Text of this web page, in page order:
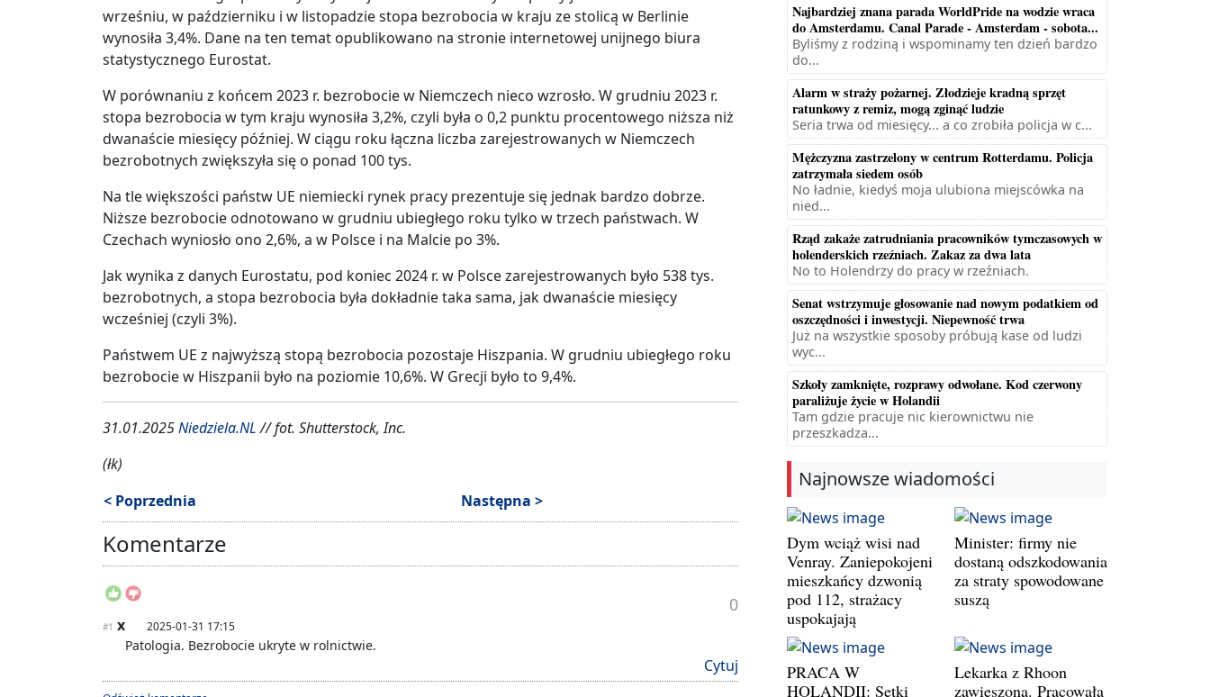
wrześniu, w październiku i w listopadzie stopa bezrobocia w kraju ze stolicą w Berlinie
wynosiła 3,4%. Dane na ten temat opublikowano na stronie internetowej unijnego biura
statystycznego Eurostat.
W porównaniu z końcem 2023 r. bezrobocie w Niemczech nieco wzrosło. W grudniu 2023 r.
stopa bezrobocia w tym kraju wynosiła 3,2%, czyli była o 0,2 punktu procentowego niższa niż
dwanaście miesięcy później. W ciągu roku łączna liczba zarejestrowanych w Niemczech
bezrobotnych zwiększyła się o ponad 100 tys.
Na tle większości państw UE niemiecki rynek pracy prezentuje się jednak bardzo dobrze.
Niższe bezrobocie odnotowano w grudniu ubiegłego roku tylko w trzech państwach. W
Czechach wyniosło ono 2,6%, a w Polsce i na Malcie po 3%.
Jak wynika z danych Eurostatu, pod koniec 2024 r. w Polsce zarejestrowanych było 538 tys.
bezrobotnych, a stopa bezrobocia była dokładnie taka sama, jak dwanaście miesięcy
wcześniej (czyli 3%).
Państwem UE z najwyższą stopą bezrobocia pozostaje Hiszpania. W grudniu ubiegłego roku
bezrobocie w Hiszpanii było na poziomie 10,6%. W Grecji było to 9,4%.
31.01.2025Niedziela.NL// fot. Shutterstock, Inc.
(łk)
< Poprzednia
Następna >
Komentarze
0
#1 x 2025-01-31 17:15
Patologia. Bezrobocie ukryte w rolnictwie.
Cytuj
Najbardziej znana parada WorldPride na wodzie wraca
do Amsterdamu. Canal Parade - Amsterdam - sobota...
Byliśmy z rodziną i wspominamy ten dzień bardzo
do...
Alarm w straży pożarnej. Złodzieje kradną sprzęt
ratunkowy z remiz, mogą zginąć ludzie
Seria trwa od miesięcy... a co zrobiła policja w c...
Mężczyzna zastrzelony w centrum Rotterdamu. Policja
zatrzymała siedem osób
No ładnie, kiedyś moja ulubiona miejscówka na
nied...
Rząd zakaże zatrudniania pracowników tymczasowych w
holenderskich rzeźniach. Zakaz za dwa lata
No to Holendrzy do pracy w rzeźniach.
Senat wstrzymuje głosowanie nad nowym podatkiem od
oszczędności i inwestycji. Niepewność trwa
Już na wszystkie sposoby próbują kase od ludzi
wyc...
Szkoły zamknięte, rozprawy odwołane. Kod czerwony
paraliżuje życie w Holandii
Tam gdzie pracuje nic kierownictwu nie
przeszkadza...
Najnowsze wiadomości
Dym wciąż wisi nad
Venray. Zaniepokojeni
mieszkańcy dzwonią
pod 112, strażacy
uspokajają
Minister: firmy nie
dostaną odszkodowania
za straty spowodowane
suszą
PRACA W
HOLANDII: Setki
Lekarka z Rhoon
zawieszona. Pracowała